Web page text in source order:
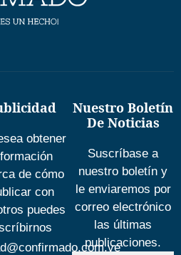
obtener
de cómo
con
puedes
Nuestro Boletín
De Noticias
Suscríbase a
nuestro boletín y
le enviaremos por
correo electrónico
las últimas
publicaciones.